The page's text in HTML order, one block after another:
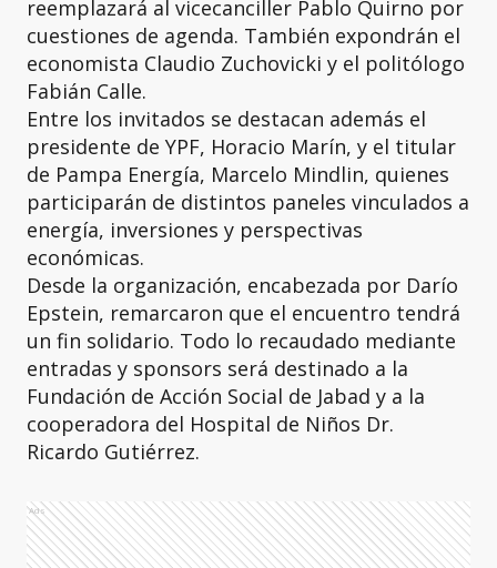
reemplazará al vicecanciller Pablo Quirno por
cuestiones de agenda. También expondrán el
economista Claudio Zuchovicki y el politólogo
Fabián Calle.
Entre los invitados se destacan además el
presidente de YPF, Horacio Marín, y el titular
de Pampa Energía, Marcelo Mindlin, quienes
participarán de distintos paneles vinculados a
energía, inversiones y perspectivas
económicas.
Desde la organización, encabezada por Darío
Epstein, remarcaron que el encuentro tendrá
un fin solidario. Todo lo recaudado mediante
entradas y sponsors será destinado a la
Fundación de Acción Social de Jabad y a la
cooperadora del Hospital de Niños Dr.
Ricardo Gutiérrez.
Ads